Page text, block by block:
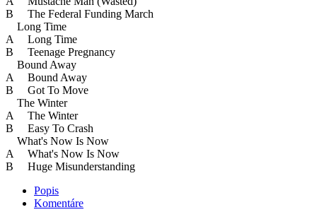
B The Federal Funding March
Long Time
A Long Time
B Teenage Pregnancy
Bound Away
A Bound Away
B Got To Move
The Winter
A The Winter
B Easy To Crash
What's Now Is Now
A What's Now Is Now
B Huge Misunderstanding
Popis
Komentáre